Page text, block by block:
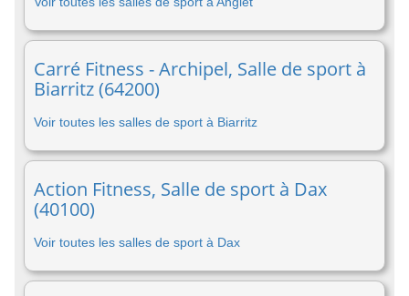
Carré Fitness - Archipel, Salle de sport à
Biarritz (64200)
Voir toutes les salles de sport à Biarritz
Action Fitness, Salle de sport à Dax
(40100)
Voir toutes les salles de sport à Dax